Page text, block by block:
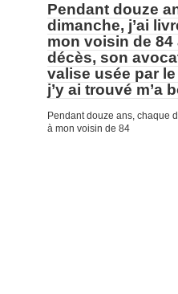
Pendant douze
dimanche, j’ai
mon voisin de
décès, son
valise usée par
j’y ai trouvé m’a
Pendant douze ans, chaque
à mon voisin de 84